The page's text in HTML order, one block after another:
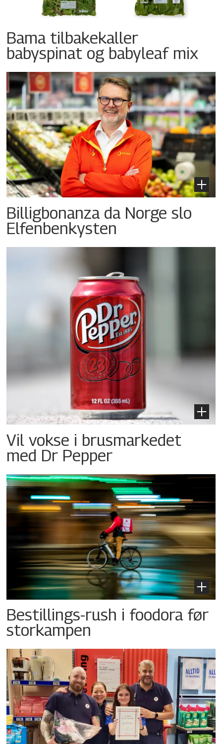
Bama tilbakekaller
babyspinat og babyleaf mix
Billigbonanza da Norge slo
Elfenbenkysten
Vil vokse i brusmarkedet
med Dr Pepper
Bestillings-rush i foodora før
storkampen